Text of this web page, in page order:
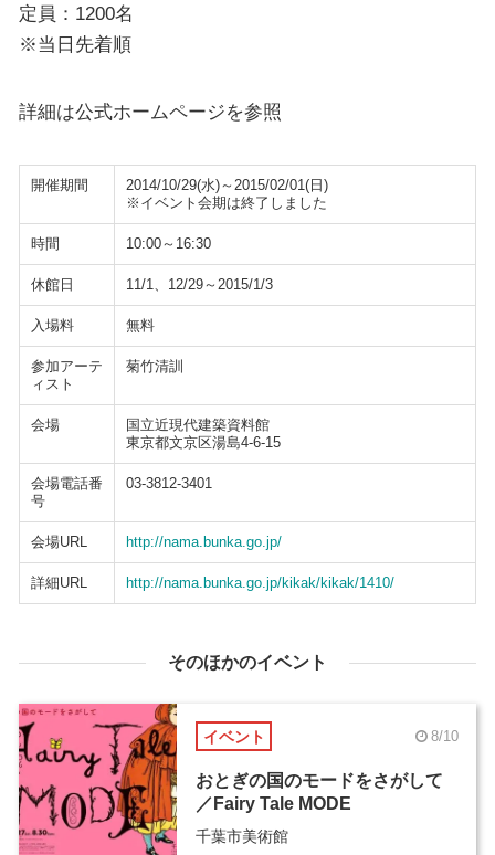
定員：1200名
※当日先着順
詳細は公式ホームページを参照
開催期間
2014/10/29(水)～2015/02/01(日)
※イベント会期は終了しました
時間 10:00～16:30
休館日 11/1、12/29～2015/1/3
入場料 無料
参加アーテ
ィスト
菊竹清訓
会場
国立近現代建築資料館
東京都文京区湯島4-6-15
会場電話番
号
03-3812-3401
会場URL http://nama.bunka.go.jp/
詳細URL http://nama.bunka.go.jp/kikak/kikak/1410/
そのほかのイベント
イベント 8/10
おとぎの国のモードをさがして
／Fairy Tale MODE
千葉市美術館